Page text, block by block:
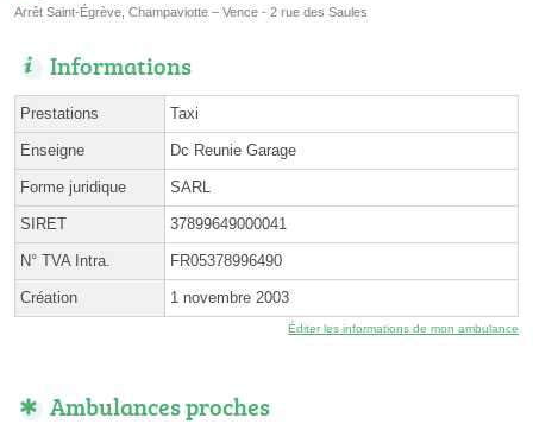
Arrêt Saint-Égrève, Champaviotte – Vence - 2 rue des Saules
Informations
Prestations Taxi
Enseigne Dc Reunie Garage
Forme juridique SARL
SIRET 37899649000041
N° TVA Intra. FR05378996490
Création 1 novembre 2003
Éditer les informations de mon ambulance
Ambulances proches